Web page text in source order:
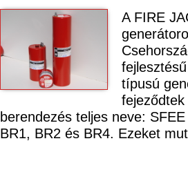
A FIRE
típusú
berendezés teljes neve:
BR1, BR2 és BR4. Ezeket